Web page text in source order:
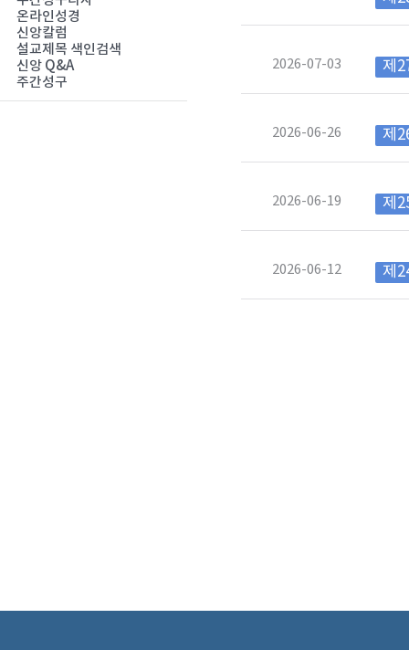
2026-07-03 제
2026-06-26 제
2026-06-19 제
2026-06-12 제
온라인성경
신앙칼럼
설교제목 색인검색
신앙 Q&A
주간성구